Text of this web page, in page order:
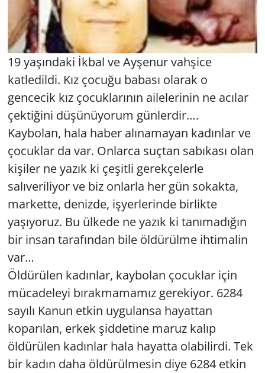
19 yaşındaki İkbal ve Ayşenur vahşice
katledildi. Kız çocuğu babası olarak o
gencecik kız çocuklarının ailelerinin ne acılar
çektiğini düşünüyorum günlerdir….
Kaybolan, hala haber alınamayan kadınlar ve
çocuklar da var. Onlarca suçtan sabıkası olan
kişiler ne yazık ki çeşitli gerekçelerle
salıveriliyor ve biz onlarla her gün sokakta,
markette, denizde, işyerlerinde birlikte
yaşıyoruz. Bu ülkede ne yazık ki tanımadığın
bir insan tarafından bile öldürülme ihtimalin
var…
Öldürülen kadınlar, kaybolan çocuklar için
mücadeleyi bırakmamamız gerekiyor. 6284
sayılı Kanun etkin uygulansa hayattan
koparılan, erkek şiddetine maruz kalıp
öldürülen kadınlar hala hayatta olabilirdi. Tek
bir kadın daha öldürülmesin diye 6284 etkin